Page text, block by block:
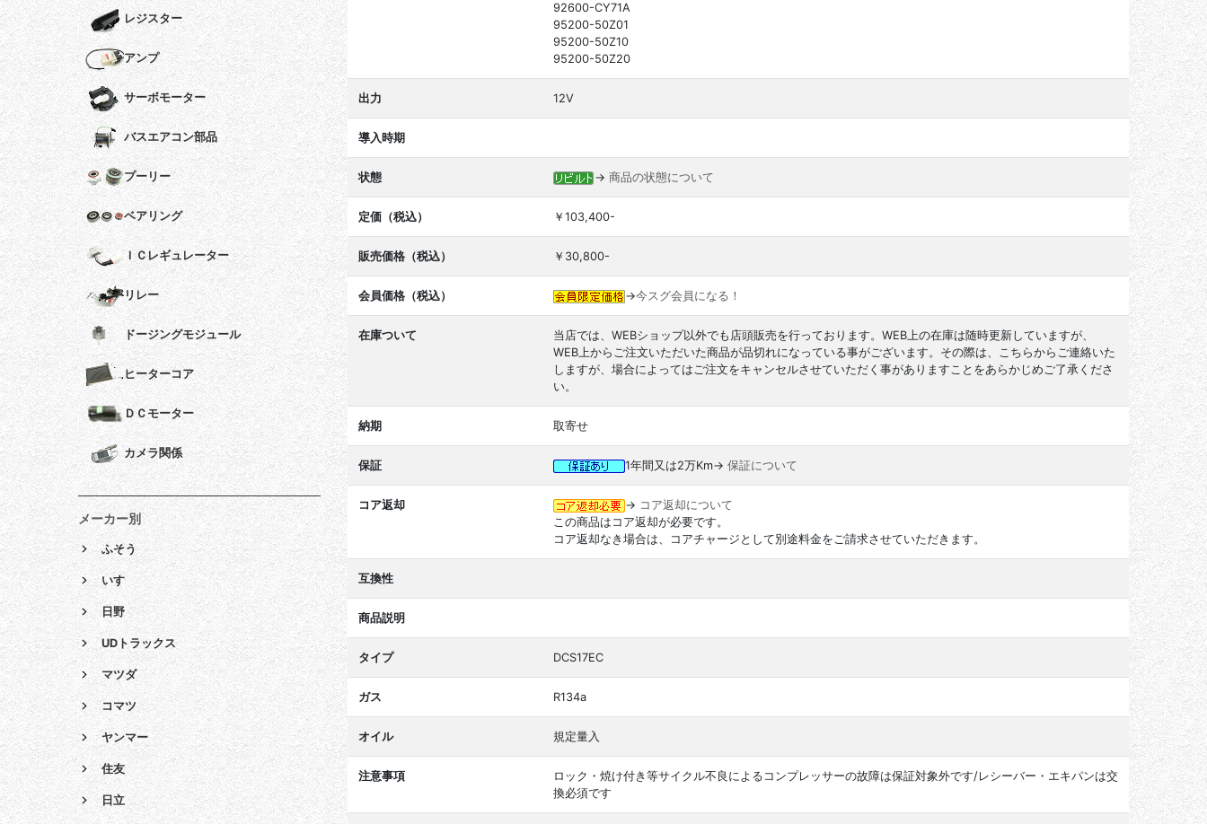
92600-CY71A
95200-50Z01
95200-50Z10
95200-50Z20
出力 12V
導入時期
状態 → 商品の状態について
定価（税込） ￥103,400-
販売価格（税込） ￥30,800-
会員価格（税込） →今スグ会員になる！
在庫ついて
当店では、WEBショップ以外でも店頭販売を行っております。WEB上の在庫は随時更新していますが、
WEB上からご注文いただいた商品が品切れになっている事がございます。その際は、こちらからご連絡いた
しますが、場合によってはご注文をキャンセルさせていただく事がありますことをあらかじめご了承くださ
い。
納期 取寄せ
保証 1年間又は2万Km→ 保証について
コア返却 → コア返却について
この商品はコア返却が必要です。
コア返却なき場合は、コアチャージとして別途料金をご請求させていただきます。
互換性
商品説明
タイプ DCS17EC
ガス R134a
オイル 規定量入
注意事項
ロック・焼け付き等サイクル不良によるコンプレッサーの故障は保証対象外です/レシーバー・エキパンは交
換必須です
レジスター
アンプ
サーボモーター
バスエアコン部品
プーリー
ベアリング
ＩＣレギュレーター
リレー
ドージングモジュール
ヒーターコア
ＤＣモーター
カメラ関係
メーカー別
ふそう
いすゞ
日野
UDトラックス
マツダ
コマツ
ヤンマー
住友
日立